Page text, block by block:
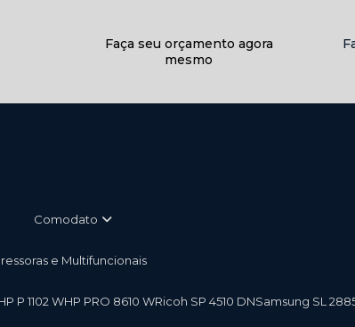
Faça seu orçamento agora
mesmo
Comodato
e Multifuncionais
HP P 1102 W HP PRO 8610 W Ricoh SP 4510 DN Samsung SL